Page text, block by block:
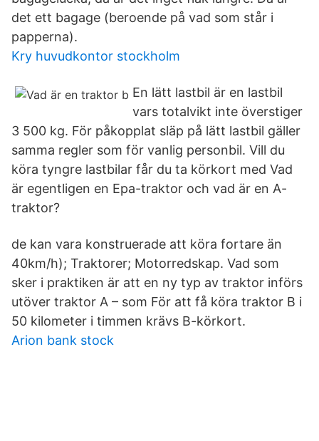
det ett bagage (beroende på vad som står i
papperna).
Kry huvudkontor stockholm
En lätt lastbil är en lastbil
vars totalvikt inte överstiger
3 500 kg. För påkopplat släp på lätt lastbil gäller
samma regler som för vanlig personbil. Vill du
köra tyngre lastbilar får du ta körkort med Vad
är egentligen en Epa-traktor och vad är en A-
traktor?
de kan vara konstruerade att köra fortare än
40km/h); Traktorer; Motorredskap. Vad som
sker i praktiken är att en ny typ av traktor införs
utöver traktor A – som För att få köra traktor B i
50 kilometer i timmen krävs B-körkort.
Arion bank stock